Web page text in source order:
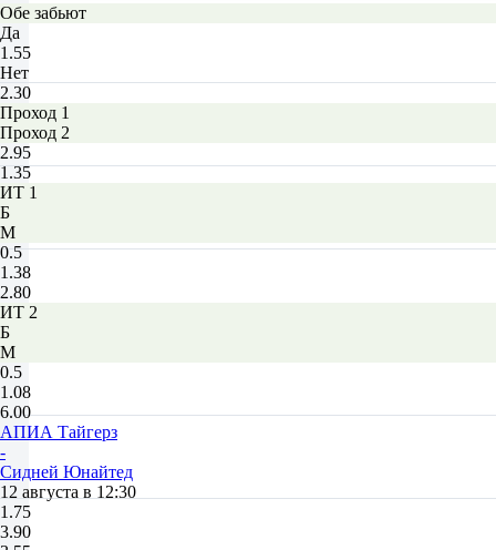
Обе забьют
Да
1.55
Нет
2.30
Проход 1
Проход 2
2.95
1.35
ИТ 1
Б
М
0.5
1.38
2.80
ИТ 2
Б
М
0.5
1.08
6.00
АПИА Тайгерз
-
Сидней Юнайтед
12 августа в 12:30
1.75
3.90